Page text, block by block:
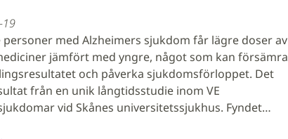
19
personer med Alzheimers sjukdom får lägre doser av
jämfört med yngre, något som kan försämra
och påverka sjukdomsförloppet. Det
från en unik långtidsstudie inom VE
vid Skånes universitetssjukhus. Fyndet…